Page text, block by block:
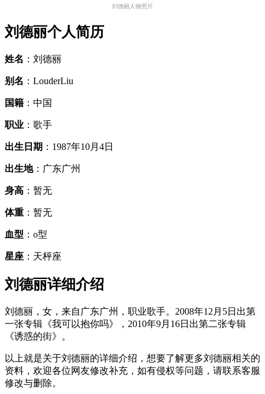
刘德丽人物照片
刘德丽个人简历
姓名 ：刘德丽
别名 ：LouderLiu
国籍 ：中国
职业 ：歌手
出生日期 ：1987年10月4日
出生地：广东广州
身高 ：暂无
体重 ：暂无
血型 ：o型
星座 ：天枰座
刘德丽详细介绍
刘德丽，女，来自广东广州，职业歌手。2008年12月5日出第
一张专辑《我可以抱你吗》，2010年9月16日出第二张专辑
《诱惑的街》。
以上就是关于刘德丽的详细介绍，想要了解更多刘德丽相关的
资料，欢迎各位网友修改补充，如有侵权等问题，请联系客服
修改与删除。